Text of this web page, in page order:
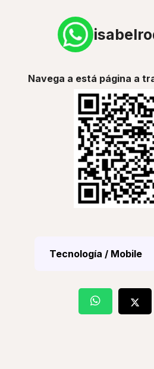
Navega a está página a
Tecnología / Mobile